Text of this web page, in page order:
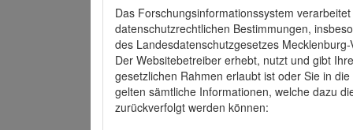
Das Forschungsinformationssystem
datenschutzrechtlichen Bestimmungen,
des Landesdatenschutzgesetzes
Der Websitebetreiber erhebt, nutzt und gibt
gesetzlichen Rahmen erlaubt ist oder Sie in
gelten sämtliche Informationen, welche dazu
zurückverfolgt werden können: